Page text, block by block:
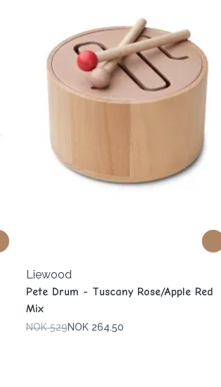
Liewood
Pete Drum - Tuscany Rose/Apple Red
Mix
NOK 529NOK 264.50